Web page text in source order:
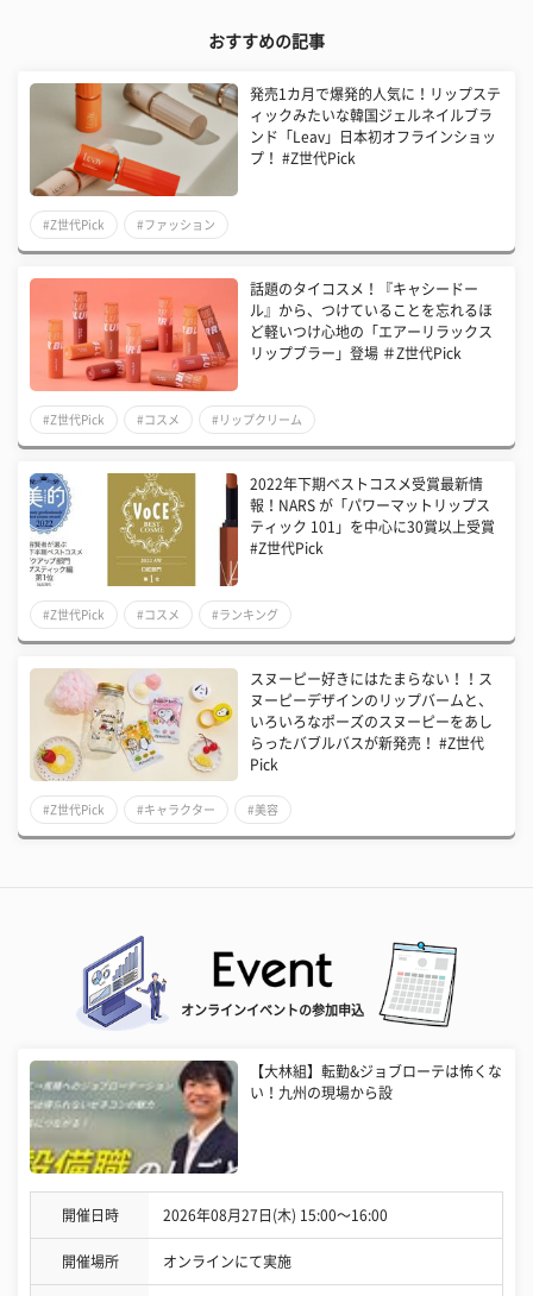
おすすめの記事
発売1カ月で爆発的人気に！リップステ
ィックみたいな韓国ジェルネイルブラ
ンド「Leav」日本初オフラインショッ
プ！ #Z世代Pick
#Z世代Pick #ファッション
話題のタイコスメ！『キャシードー
ル』から、つけていることを忘れるほ
ど軽いつけ心地の「エアーリラックス
リップブラー」登場 ＃Z世代Pick
#Z世代Pick #コスメ #リップクリーム
2022年下期ベストコスメ受賞最新情
報！NARS が「パワーマットリップス
ティック 101」を中心に30賞以上受賞
#Z世代Pick
#Z世代Pick #コスメ #ランキング
スヌーピー好きにはたまらない！！ス
ヌーピーデザインのリップバームと、
いろいろなポーズのスヌーピーをあし
らったバブルバスが新発売！ #Z世代
Pick
#Z世代Pick #キャラクター #美容
オンラインイベントの参加申込
【大林組】転勤&ジョブローテは怖くな
い！九州の現場から設
開催日時 2026年08月27日(木) 15:00〜16:00
開催場所 オンラインにて実施